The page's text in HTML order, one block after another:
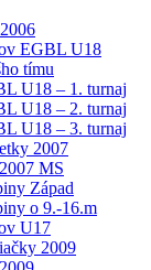
EGBL U18
tímu
U18 – 1. turnaj
U18 – 2. turnaj
U18 – 3. turnaj
2007
MS
Západ
o 9.-16.m
U17
2009